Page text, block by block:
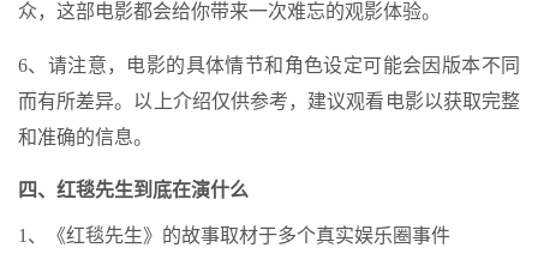
众，这部电影都会给你带来一次难忘的观影体验。
6、请注意，电影的具体情节和角色设定可能会因版本不同
而有所差异。以上介绍仅供参考，建议观看电影以获取完整
和准确的信息。
四、红毯先生到底在演什么
1、《红毯先生》的故事取材于多个真实娱乐圈事件